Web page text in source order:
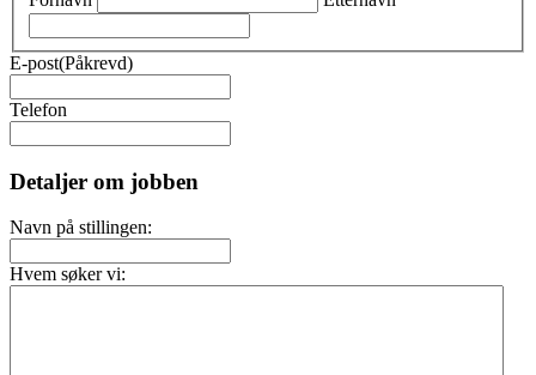
E-post(Påkrevd)
Telefon
Detaljer om jobben
Navn på stillingen:
Hvem søker vi: